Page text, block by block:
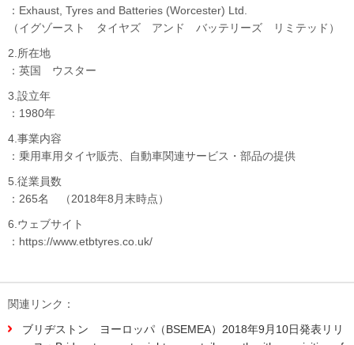
：Exhaust, Tyres and Batteries (Worcester) Ltd.
（イグゾースト タイヤズ アンド バッテリーズ リミテッド）
2.所在地
：英国 ウスター
3.設立年
：1980年
4.事業内容
：乗用車用タイヤ販売、自動車関連サービス・部品の提供
5.従業員数
：265名 （2018年8月末時点）
6.ウェブサイト
：https://www.etbtyres.co.uk/
関連リンク：
ブリヂストン ヨーロッパ（BSEMEA）2018年9月10日発表リリ